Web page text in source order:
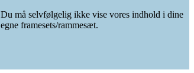
Du må selvfølgelig ikke vise vores indhold i dine
egne framesets/rammesæt.